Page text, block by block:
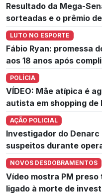
Resultado da Mega-
sorteadas e o prêmio
LUTO NO ESPORTE
Fábio Ryan: promessa
aos 18 anos após
POLÍCIA
VÍDEO: Mãe atípica é
autista em shopping de
AÇÃO POLICIAL
Investigador do
suspeitos durante
NOVOS DESDOBRAMENTOS
Vídeo mostra PM
ligado à morte de